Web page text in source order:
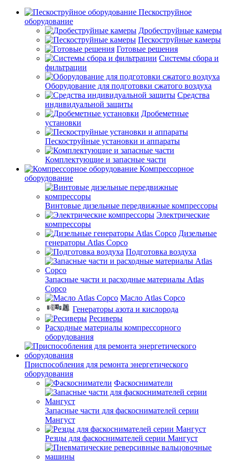
Пескоструйное
оборудование
Дробеструйные камеры
Пескоструйные камеры
Готовые решения
Системы сбора и
фильтрации
Оборудование для подготовки сжатого воздуха
Средства
индивидуальной защиты
Дробеметные
установки
Пескоструйные установки и аппараты
Комплектующие и запасные части
Компрессорное
оборудование
Винтовые дизельные передвижные компрессоры
Электрические
компрессоры
Дизельные
генераторы Atlas Copco
Подготовка воздуха
Запасные части и расходные материалы Atlas
Copco
Масло Atlas Copco
Генераторы азота и кислорода
Ресиверы
Расходные материалы компрессорного
оборудования
Приспособления для ремонта энергетического
оборудования
Фаскосниматели
Запасные части для фаскоснимателей серии
Мангуст
Резцы для фаскоснимателей серии Мангуст